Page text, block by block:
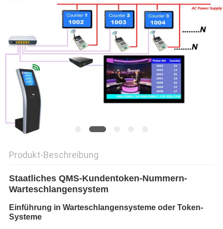
SITEMAP
PRIVACY
POLICY
Produkt-Beschreibung
Staatliches QMS-Kundentoken-Nummern-
Warteschlangensystem
Einführung in Warteschlangensysteme oder Token-
Systeme